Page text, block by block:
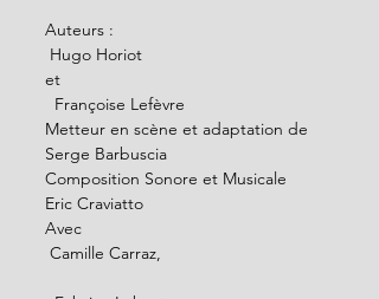
Auteurs :
Hugo Horiot
et
  Françoise Lefèvre
Metteur en scène et adaptation de
Serge Barbuscia
Composition Sonore et Musicale
Eric Craviatto
Avec
Camille Carraz,